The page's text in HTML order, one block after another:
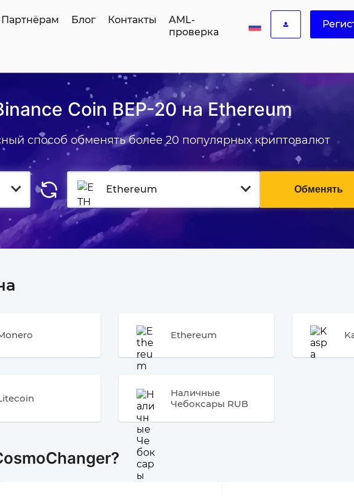
Партнёрам Блог Контакты
AML-
проверка
Coin BEP-20 на Ethereum
способ обменять более 20 популярных криптовалют
Ethereum Обменять
Ethereum
Наличные
Чебоксары RUB